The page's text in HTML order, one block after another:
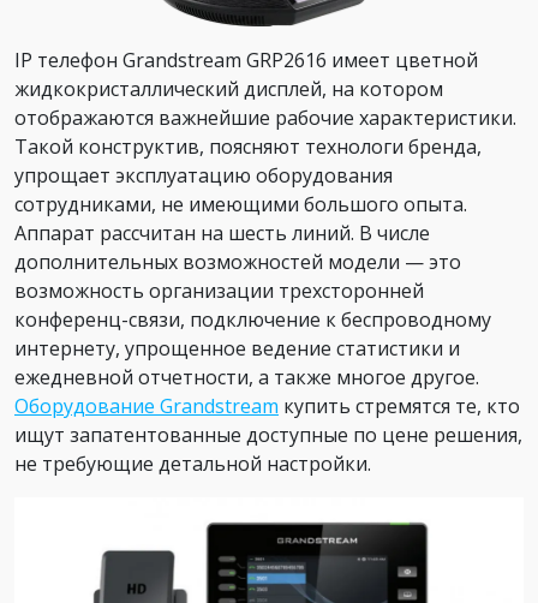
IP телефон Grandstream GRP2616 имеет цветной
жидкокристаллический дисплей, на котором
отображаются важнейшие рабочие характеристики.
Такой конструктив, поясняют технологи бренда,
упрощает эксплуатацию оборудования
сотрудниками, не имеющими большого опыта.
Аппарат рассчитан на шесть линий. В числе
дополнительных возможностей модели — это
возможность организации трехсторонней
конференц-связи, подключение к беспроводному
интернету, упрощенное ведение статистики и
ежедневной отчетности, а также многое другое.
Оборудование Grandstream купить стремятся те, кто
ищут запатентованные доступные по цене решения,
не требующие детальной настройки.